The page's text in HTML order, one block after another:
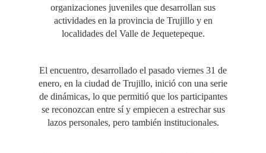
organizaciones juveniles que desarrollan sus
actividades en la provincia de Trujillo y en
localidades del Valle de Jequetepeque.
El encuentro, desarrollado el pasado viernes 31 de
enero, en la ciudad de Trujillo, inició con una serie
de dinámicas, lo que permitió que los participantes
se reconozcan entre sí y empiecen a estrechar sus
lazos personales, pero también institucionales.